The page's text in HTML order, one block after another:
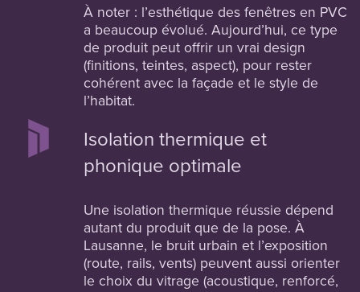
À noter : l’esthétique des fenêtres en PVC
a beaucoup évolué. Aujourd’hui, ce type
de produit peut offrir un vrai design
(finitions, teintes, aspect), pour rester
cohérent avec la façade et le style de
l’habitat.
Isolation thermique et
phonique optimale
Une isolation thermique réussie dépend
autant du produit que de la pose. À
Lausanne, le bruit urbain et l’exposition
(route, rails, vents) peuvent aussi orienter
le choix du vitrage (acoustique, renforcé,